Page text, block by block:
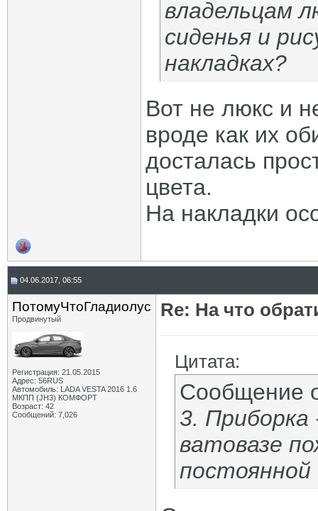
владельцам
сиденья и
накладках?
Вот не люкс и
вроде как их
досталась
цвета.
На накладки
04.06.2017, 06:55
ПотомуЧтоГладиолус
Продвинутый
Регистрация: 21.05.2015
Адрес: 56RUS
Автомобиль: LADA VESTA 2016 1.6
МКПП (JH3) КОМФОРТ
Возраст: 42
Сообщений: 7,026
Re: На что
Цитата:
Сообщение
3. Приборка
ватовазе
постоянной